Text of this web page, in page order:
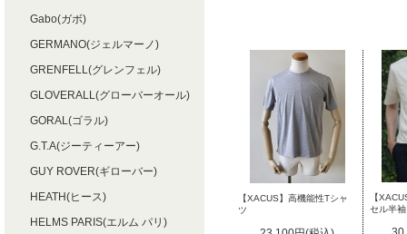
【XACUS】高機能性Tシャ
ツ
【
セル半
Gabo(ガボ)
GERMANO(ジェルマーノ)
GRENFELL(グレンフェル)
GLOVERALL(グローバーオール)
GORAL(ゴラル)
G.T.A(ジーティーアー)
GUY ROVER(ギローバー)
HEATH(ヒース)
HELMS PARIS(エルム パリ)